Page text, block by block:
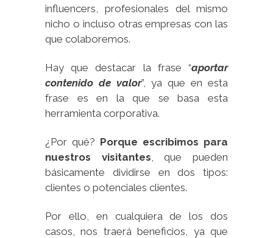
influencers, profesionales del mismo
nicho o incluso otras empresas con las
que colaboremos.
Hay que destacar la frase “aportar
contenido de valor”, ya que en esta
frase es en la que se basa esta
herramienta corporativa.
¿Por qué? Porque escribimos para
nuestros visitantes , que pueden
básicamente dividirse en dos tipos:
clientes o potenciales clientes.
Por ello, en cualquiera de los dos
casos, nos traerá beneficios, ya que